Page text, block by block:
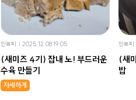
민쁘띠 2025.12.08 19:05
(새미즈 4기) 잡내 노! 부드러운
수육 만들기
자세하게
민쁘띠
(새
밥